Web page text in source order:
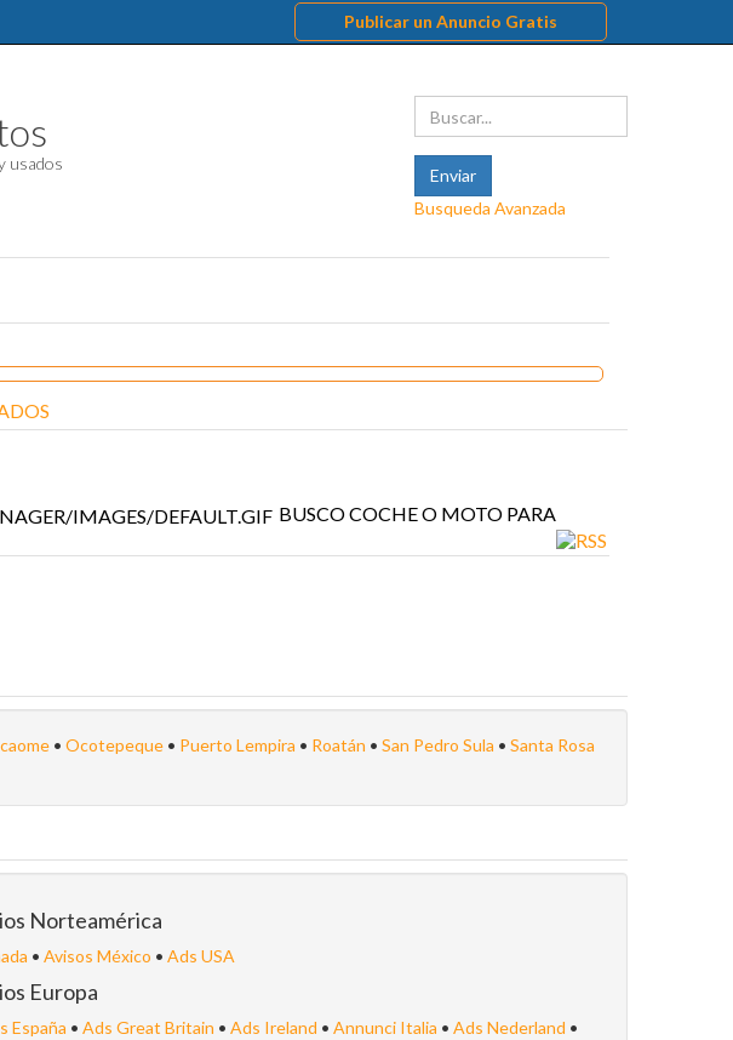
Publicar un Anuncio Gratis
usados
Busqueda Avanzada
BUSCO COCHE O MOTO PARA
• Ocotepeque • Puerto Lempira • Roatán • San Pedro Sula • Santa Rosa
Norteamérica
• Avisos México • Ads USA
Europa
España • Ads Great Britain • Ads Ireland • Annunci Italia • Ads Nederland •